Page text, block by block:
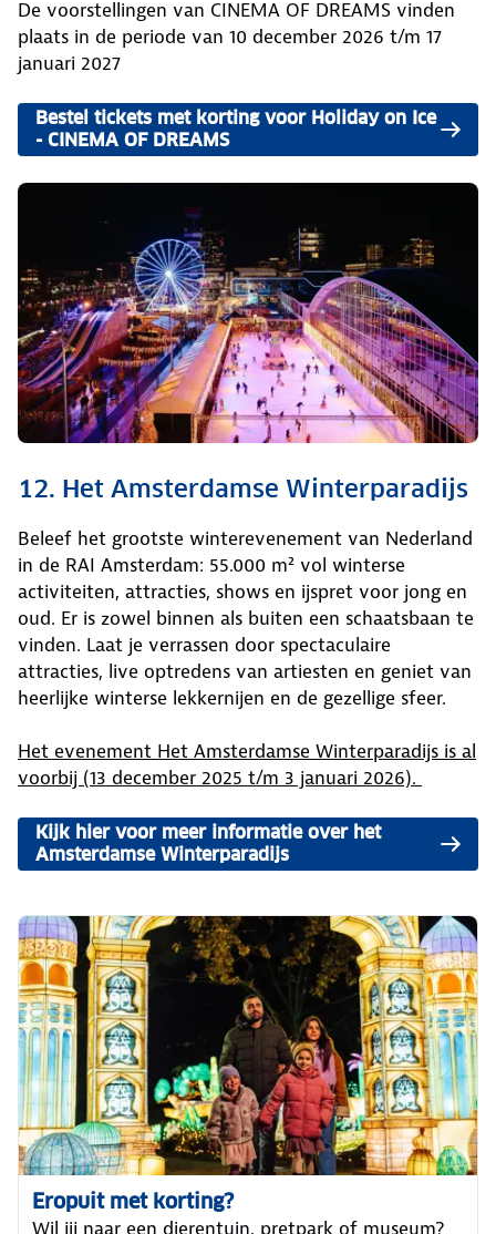
De voorstellingen van CINEMA OF DREAMS vinden
plaats in de periode van 10 december 2026 t/m 17
januari 2027
Bestel tickets met korting voor Holiday on Ice
- CINEMA OF DREAMS
12. Het Amsterdamse Winterparadijs
Beleef het grootste winterevenement van Nederland
in de RAI Amsterdam: 55.000 m² vol winterse
activiteiten, attracties, shows en ijspret voor jong en
oud. Er is zowel binnen als buiten een schaatsbaan te
vinden. Laat je verrassen door spectaculaire
attracties, live optredens van artiesten en geniet van
heerlijke winterse lekkernijen en de gezellige sfeer.
Het evenement Het Amsterdamse Winterparadijs is al
voorbij (13 december 2025 t/m 3 januari 2026).
Kijk hier voor meer informatie over het
Amsterdamse Winterparadijs
Eropuit met korting?
Wil jij naar een dierentuin, pretpark of museum?